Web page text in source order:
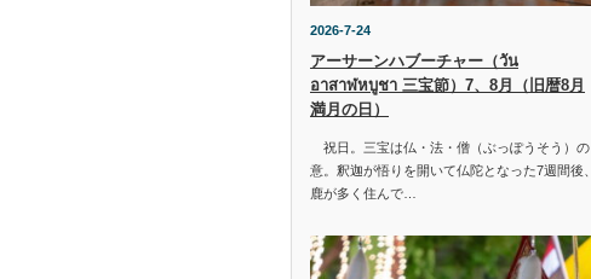
2026-7-24
アーサーンハブーチャー（วัน
อาสาฬหบูชา 三宝節）7、8月（旧暦8月
満月の日）
祝日。三宝は仏・法・僧（ぶっぽうそう）の
意。釈迦が悟りを開いて仏陀となった7週間後、
鹿が多く住んで…